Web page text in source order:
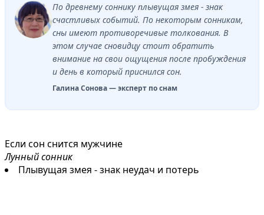
По древнему соннику плывущая змея - знак
счастливых событий. По некоторым сонникам,
сны имеют противоречивые толкования. В
этом случае сновидцу стоит обратить
внимание на свои ощущения после пробуждения
и день в который приснился сон.
Галина Сонова — эксперт по снам
Если сон снится мужчине
Лунный сонник
Плывущая змея - знак неудач и потерь